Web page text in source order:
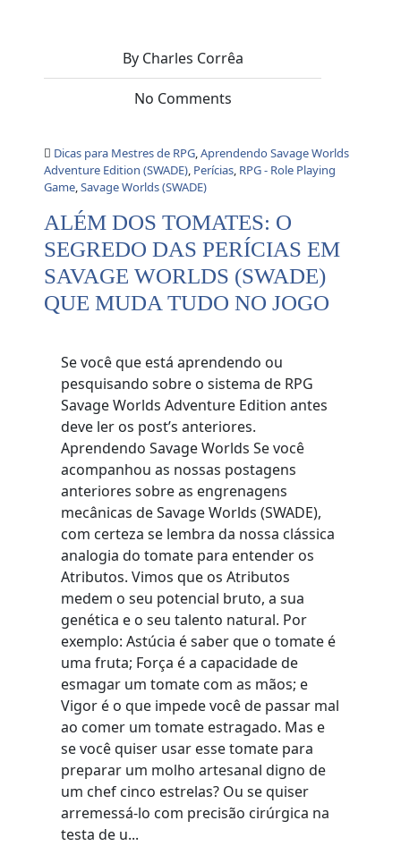
By Charles Corrêa
No Comments
Dicas para Mestres de RPG,Aprendendo Savage Worlds
Adventure Edition (SWADE), Perícias, RPG - Role Playing
Game,Savage Worlds (SWADE)
ALÉM DOS TOMATES: O
SEGREDO DAS PERÍCIAS EM
SAVAGE WORLDS (SWADE)
QUE MUDA TUDO NO JOGO
Se você que está aprendendo ou
pesquisando sobre o sistema de RPG
Savage Worlds Adventure Edition antes
deve ler os post’s anteriores.
Aprendendo Savage Worlds Se você
acompanhou as nossas postagens
anteriores sobre as engrenagens
mecânicas de Savage Worlds (SWADE),
com certeza se lembra da nossa clássica
analogia do tomate para entender os
Atributos. Vimos que os Atributos
medem o seu potencial bruto, a sua
genética e o seu talento natural. Por
exemplo: Astúcia é saber que o tomate é
uma fruta; Força é a capacidade de
esmagar um tomate com as mãos; e
Vigor é o que impede você de passar mal
ao comer um tomate estragado. Mas e
se você quiser usar esse tomate para
preparar um molho artesanal digno de
um chef cinco estrelas? Ou se quiser
arremessá-lo com precisão cirúrgica na
testa de u...